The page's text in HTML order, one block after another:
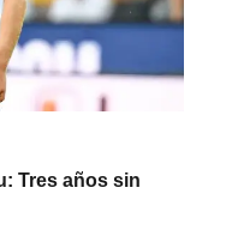
Tres años sin